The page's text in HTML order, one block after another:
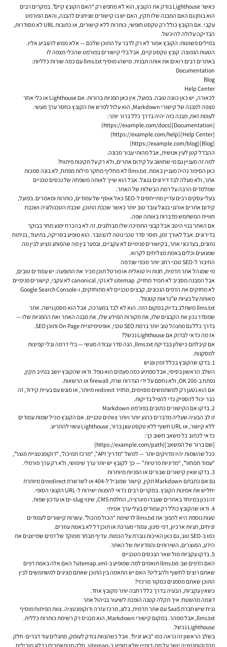
כאשר Lighthouse בודק את הקובץ, הוא לא מחפש רק “האם הקובץ קיים”. במקרים רבים
הוא בוחן גם האם המבנה שלו תקין, האם יש בו קישורים שניתנים להבנה, והאם הפורמט
עקבי. אם הקובץ כולל רק טקסט חופשי, כותרות ללא קישורים, או כתובות URL לא מסודרות,
הבדיקה עלולה להיכשל.
במילים פשוטות: הקובץ אמור לא רק לדבר על התוכן שלכם — אלא ממש להצביע אליו.
הטעות הנפוצה: קובץ טקסט קיים, אבל בלי קישורים בפורמט שהכלי מצפה לו
באתרים רבים רואים את אותה תבנית. מישהו מוסיף llms.txt עם כמה שורות כלליות:
Documentation
Blog
Help Center
לכאורה, יש כאן כוונה טובה. בפועל, אין כאן הפניות ברורות. אם Lighthouse או כלי אחר
מצפה למבנה של קישורי Markdown, הוא עלול לפרש את הקובץ כחסר ערך מעשי.
לעומת זאת, מבנה כזה יהיה בדרך כלל ברור יותר:
[Documentation](https://example.com/docs)
[Help Center](https://example.com/help)
[Blog](https://example.com/blog)
ההבדל קטן לעין אנושית, אבל מהותי עבור מכונה.
למה זה מעניין גם מי שחושב על קידום אתרים, ולא רק על תקינות פיתוח?
כאן הסיפור נהיה מעניין באמת. llms.txt לא מחליף מחקר מילות מפתח, לא בונה סמכות
אתר, ולא מעלה לבד דירוגים בגוגל. אבל הוא שייך לאותה משפחה של נכסים טכניים
שמלמדים הרבה על רמת הבשלות של האתר.
בעלי עסקים רבים עדיין מתייחסים ל-SEO כאל אוסף של עמודים, כותרות ומאמרים. בפועל,
קידום אתרים אורגני בגוגלעובד טוב יותר כאשר שכבת התוכן, שכבת הטכנולוגיה ושכבת
חוויית המשתמש מדברות באותה שפה.
אם האתר בנוי היטב אבל קבצי התמיכה שלו מבולגנים, זה לא בהכרח יפגע מחר בבוקר
בדירוגים. אבל לאורך זמן, חוסר סדר טכני נוטה להצטבר. הוא מופיע בסריקה, בתיעוד, בניתוח
נתונים, בעדכוני אתר, בקישורים פנימיים לא עקביים, ובפער בין מה שהמותג מציע לבין מה
שמנועים וכלים באמת מצליחים לקרוא.
החיבור ל-SEO טכני רחב יותר מכפי שנדמה
מי שמנהל אתר תדמית, חנות וירטואלית או פורטל תוכן מכיר את התופעה: יש עמודים טובים,
אבל המבנה מסביב לא תמיד מחזיק. sitemap לא נקי, canonical לא עקבי, קישורים פנימיים
לא מחזקים את הדפים הנכונים, קבצים טכניים לא מתוחזקים, ו-Google Search Console
מאותת על בעיות ש”נראות קטנות”.
llms.txt משתלב בדיוק במקום הזה. הוא לא לבד במערכה, אבל הוא מסמן גישה. אתר
שמסדר נכון את הקבצים שלו, את מקורות המידע שלו, את מבנה האתר ואת ההפניות שלו —
בדרך כלל גם מתנהל טוב יותר ברמת SEO טכני, אופטימיזציית On Page ותוכן SEO.
אז מה כדאי לבדוק אם Lighthouse נכשל?
אם קיבלתם כישלון בבדיקת llms.txt, הנה סדר עבודה מעשי — בלי דרמה ובלי קפיצות
למסקנות.
1. בדקו שהקובץ בכלל זמין ונגיש
השלב הראשון בסיסי, אבל מפתיע כמה פעמים הוא נופל. ודאו שהקובץ יושב בנתיב תקין,
נפתח ב-200 OK, ולא נחסם על ידי הגדרות שרת, firewall או הרשאות.
אם הוא נטען רק למשתמשים מסוימים, מחזיר redirect מיותר, או מוגש עם בעיית קידוד, זה
כבר יכול להספיק כדי להפיל בדיקות.
2. בדקו אם הקישורים כתובים בפורמט Markdown
זו לב הבעיה שעליה מדברים כרגע יותר ויותר צוותים טכניים. אם הקובץ מכיל שמות עמודים
ללא קישור, או URL חשוף ללא טקסט עוגן ברור, Lighthouse עשוי להתריע.
כדאי לכתוב כל משאב חשוב כך:
[שם ברור של המשאב](https://example.com/path)
ככל שהשמות יהיו מדויקים יותר — למשל “מדריך API”, “מרכז תמיכה”, “דוקומנטציית מוצר”,
“עמוד תמחור”, “מדיניות פרטיות” — כך לקובץ יש יותר ערך שימושי, ולא רק ערך פורמלי.
3. בדקו שאין קישורים שבורים או הפניות מיותרות
גם אם כתבתם Markdown תקין, קישור שמוביל ל-404 או לשרשרת redirectים מיותרת
יחליש את אמינות הקובץ. במקרים רבים כדאי להפנות ישירות ל-URL הקנוני הסופי.
זה נכון במיוחד באתרים שעברו מיגרציה, החלפת CMS, שינוי slug-ים או עדכון שפות.
4. ודאו שהקובץ כולל רק עמודים בעלי ערך אמיתי
טעות נוספת היא להפוך את llms.txt לרשימת “הכול מהכול”. עשרות קישורים לעמודים
זניחים, תגיות ארכיון, דפי סינון, עמודי מערכת או תוכן דל לא באמת עוזרים.
כמו ב-SEO טוב, גם כאן האיכות גוברת על הכמות. עדיף מבחר ממוקד של דפים שמייצגים את
הידע, המוצרים, השירותים והמדיניות של האתר.
5. בדקו עקביות מול שאר הנכסים הטכניים
האם הדפים שב-llms.txt תואמים למה שמופיע ב-sitemap.xml? האם אלה באמת דפים
שאתם רוצים לחשוף ולהבליט? האם יש התאמה בין התוכן שאתם מציגים למשתמשים לבין
התוכן שאתם מסמנים כמקור מרכזי?
כשאין עקביות, הבעיה בדרך כלל רחבה יותר מקובץ אחד.
דוגמה מהשטח: איך תקלה קטנה הופכת לשיעור בניהול אתר
נניח שיש חברת SaaS עם אתר תדמית, בלוג, מרכז עזרה ודוקומנטציה. צוות הפיתוח מוסיף
llms.txt, אבל ממהר. במקום קישורי Markdown, הוא מכניס רק רשימת כותרות כללית.
Lighthouse נכשל.
בשלב הראשון זה נראה כמו “באג זניח”. אבל כשהצוות בודק לעומק, מתגלים עוד דברים: חלק
מהדוקומנטציה יושב על תת-דומיין שלא מופיע ב-sitemap, חלק מהמאמרים בבלוג מובילים